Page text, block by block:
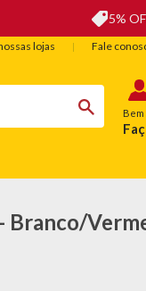
5%
lojas Fale
Branco/